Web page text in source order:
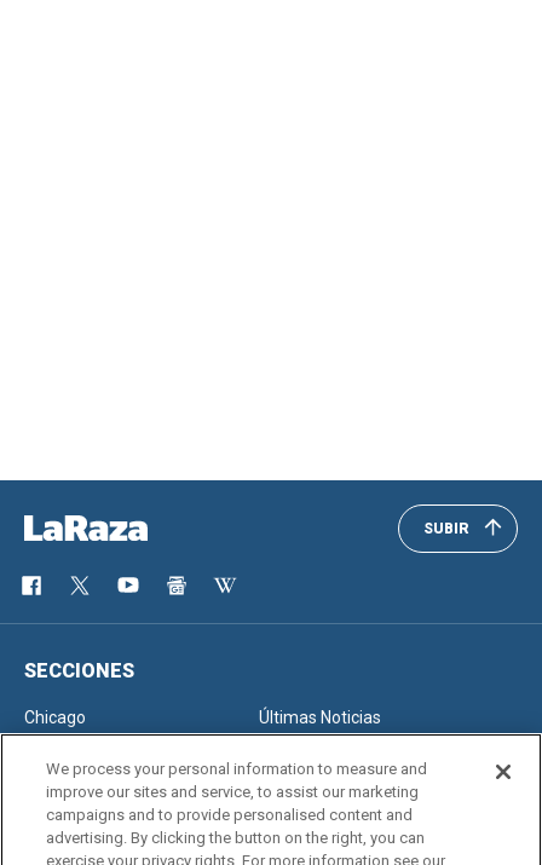
SUBIR
SECCIONES
Chicago
Últimas Noticias
SERVICIOS
We process your personal information to measure and
improve our sites and service, to assist our marketing
campaigns and to provide personalised content and
advertising. By clicking the button on the right, you can
exercise your privacy rights. For more information see our